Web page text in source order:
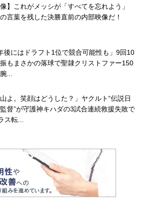
像】これがメッシが「すべてを忘れよう」
言葉を残した決勝直前の内部映像だ！
後にはドラフト1位で競合可能性も」9回10
もまさかの落球で聖隷クリストファー150
...
山よ。笑顔はどうした？」ヤクルト“伝説日
督”が守護神キハダの3試合連続救援失敗で
ス転...